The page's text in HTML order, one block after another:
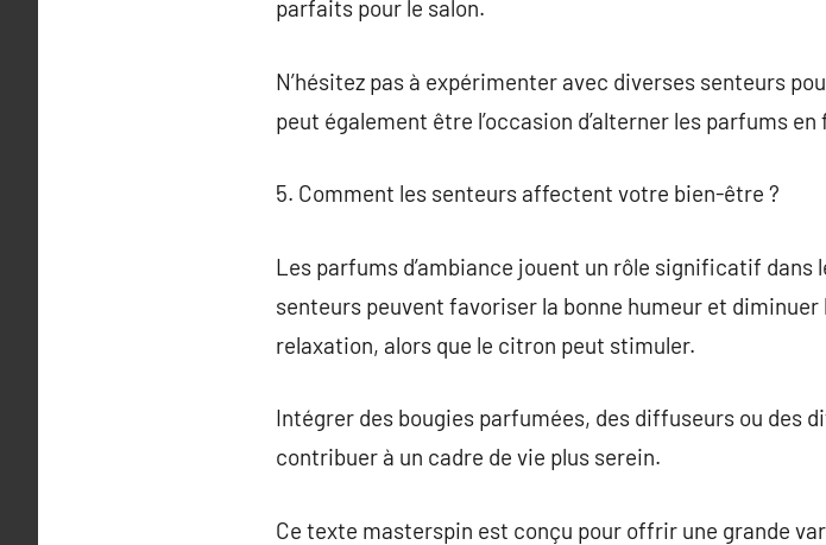
parfaits pour le salon.
N’hésitez pas à expérimenter avec diverses senteurs
peut également être l’occasion d’alterner les parfums
5. Comment les senteurs affectent votre bien-être ?
Les parfums d’ambiance jouent un rôle significatif
senteurs peuvent favoriser la bonne humeur et
relaxation, alors que le citron peut stimuler.
Intégrer des bougies parfumées, des diffuseurs ou des
contribuer à un cadre de vie plus serein.
Ce texte masterspin est conçu pour offrir une grande